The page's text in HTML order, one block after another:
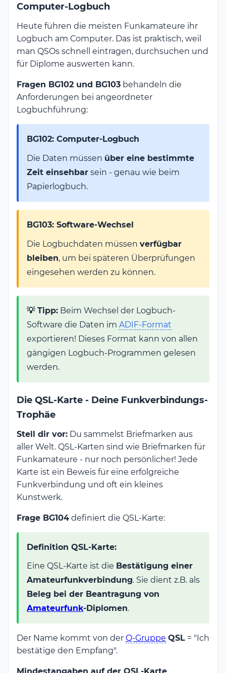
Computer-Logbuch
Heute führen die meisten Funkamateure ihr
Logbuch am Computer. Das ist praktisch, weil
man QSOs schnell eintragen, durchsuchen und
für Diplome auswerten kann.
Fragen BG102 und BG103 behandeln die
Anforderungen bei angeordneter
Logbuchführung:
BG102: Computer-Logbuch
Die Daten müssen über eine bestimmte
Zeit einsehbar sein - genau wie beim
Papierlogbuch.
BG103: Software-Wechsel
Die Logbuchdaten müssen verfügbar
bleiben, um bei späteren Überprüfungen
eingesehen werden zu können.
💡 Tipp: Beim Wechsel der Logbuch-
Software die Daten im ADIF-Format
exportieren! Dieses Format kann von allen
gängigen Logbuch-Programmen gelesen
werden.
Die QSL-Karte - Deine Funkverbindungs-
Trophäe
Stell dir vor: Du sammelst Briefmarken aus
aller Welt. QSL-Karten sind wie Briefmarken für
Funkamateure - nur noch persönlicher! Jede
Karte ist ein Beweis für eine erfolgreiche
Funkverbindung und oft ein kleines
Kunstwerk.
Frage BG104 definiert die QSL-Karte:
Definition QSL-Karte:
Eine QSL-Karte ist die Bestätigung einer
Amateurfunkverbindung. Sie dient z.B. als
Beleg bei der Beantragung von
Amateurfunk-Diplomen.
Der Name kommt von der Q-Gruppe QSL = "Ich
bestätige den Empfang".